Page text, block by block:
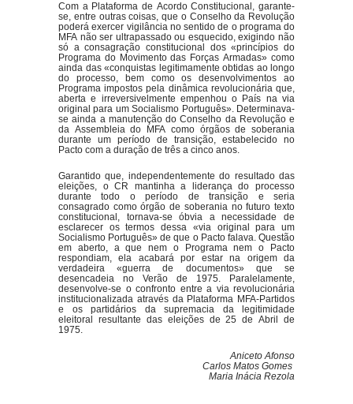
Com a Plataforma de Acordo Constitucional, garante-
se, entre outras coisas, que o Conselho da Revolução
poderá exercer vigilância no sentido de o programa do
MFA não ser ultrapassado ou esquecido, exigindo não
só a consagração constitucional dos «princípios do
Programa do Movimento das Forças Armadas» como
ainda das «conquistas legitimamente obtidas ao longo
do processo, bem como os desenvolvimentos ao
Programa impostos pela dinâmica revolucionária que,
aberta e irreversivelmente empenhou o País na via
original para um Socialismo Português». Determinava-
se ainda a manutenção do Conselho da Revolução e
da Assembleia do MFA como órgãos de soberania
durante um período de transição, estabelecido no
Pacto com a duração de três a cinco anos.
Garantido que, independentemente do resultado das
eleições, o CR mantinha a liderança do processo
durante todo o período de transição e seria
consagrado como órgão de soberania no futuro texto
constitucional, tornava-se óbvia a necessidade de
esclarecer os termos dessa «via original para um
Socialismo Português» de que o Pacto falava. Questão
em aberto, a que nem o Programa nem o Pacto
respondiam, ela acabará por estar na origem da
verdadeira «guerra de documentos» que se
desencadeia no Verão de 1975. Paralelamente,
desenvolve-se o confronto entre a via revolucionária
institucionalizada através da Plataforma MFA-Partidos
e os partidários da supremacia da legitimidade
eleitoral resultante das eleições de 25 de Abril de
1975.
Aniceto Afonso
Carlos Matos Gomes
Maria Inácia Rezola